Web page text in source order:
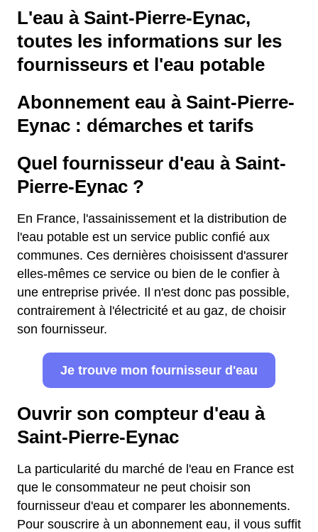
L'eau à Saint-Pierre-Eynac,
toutes les informations sur les
fournisseurs et l'eau potable
Abonnement eau à Saint-Pierre-
Eynac : démarches et tarifs
Quel fournisseur d'eau à Saint-
Pierre-Eynac ?
En France, l'assainissement et la distribution de
l'eau potable est un service public confié aux
communes. Ces dernières choisissent d'assurer
elles-mêmes ce service ou bien de le confier à
une entreprise privée. Il n'est donc pas possible,
contrairement à l'électricité et au gaz, de choisir
son fournisseur.
Je trouve mon fournisseur d'eau
Ouvrir son compteur d'eau à
Saint-Pierre-Eynac
La particularité du marché de l'eau en France est
que le consommateur ne peut choisir son
fournisseur d'eau et comparer les abonnements.
Pour souscrire à un abonnement eau, il vous suffit